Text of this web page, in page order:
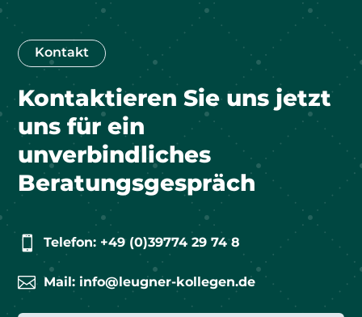
Kontakt
Kontaktieren Sie uns jetzt
uns für ein
unverbindliches
Beratungsgespräch
 Telefon: +49 (0)39774 29 74 8
 Mail: info@leugner-kollegen.de